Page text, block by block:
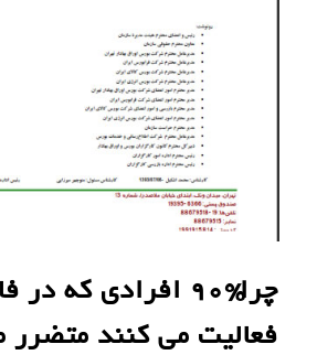
چرا %۹۰ افرادی که
فعالیت می کنند